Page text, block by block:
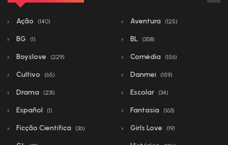
Ação (140) Aventura (125)
BG (1) BL (358)
Boyslove (229) Comédia (156)
Cultivo (65) Danmei (159)
Drama (231) Escolar (34)
Español (1) Fantasia (163)
Ficção Científica (36) Girls Love (19)